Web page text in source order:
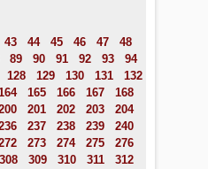
43 44 45 46 47
48
89 90 91 92 93
94
128 129 130 131
132
165 166 167
168
201 202 203
204
237 238 239
240
273 274 275
276
308 309 310 311
312